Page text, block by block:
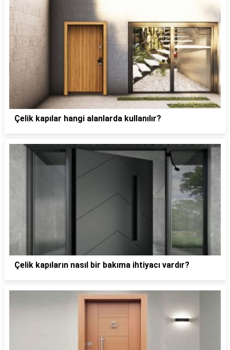
Çelik kapılar hangi alanlarda kullanılır?
Çelik kapıların nasıl bir bakıma ihtiyacı vardır?